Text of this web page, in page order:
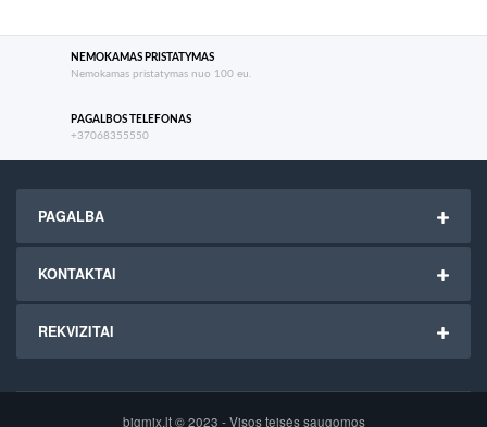
NEMOKAMAS PRISTATYMAS
Nemokamas pristatymas nuo 100 eu.
PAGALBOS TELEFONAS
+37068355550
PAGALBA
KONTAKTAI
REKVIZITAI
bigmix.lt © 2023 - Visos teisės saugomos